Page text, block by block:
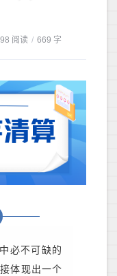
阅读 / 669 字
必不可缺的
体现出一个